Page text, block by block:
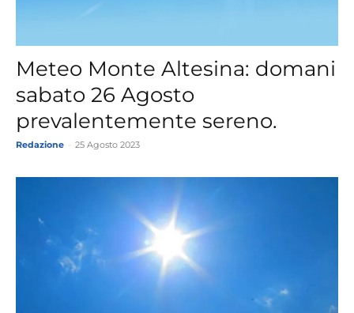
Meteo Monte Altesina: domani
sabato 26 Agosto
prevalentemente sereno.
Redazione 25 Agosto 2023